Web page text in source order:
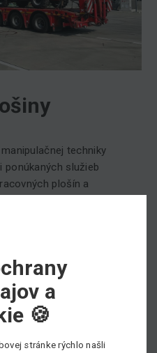
techniky
služieb
plošín a
flexibility a lepšej reakcie
s logistikou
postaráme my. Dopravu
v rámci celej Slovenskej
plošinu, prípadne
a
🍪
stránke rýchlo našli